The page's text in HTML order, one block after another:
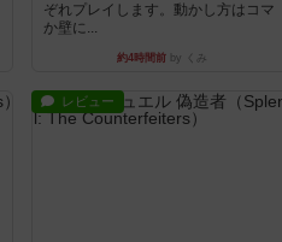
ぞれプレイします。動かし方はコマ
か壁に...
約4時間前by くみ
レビュー